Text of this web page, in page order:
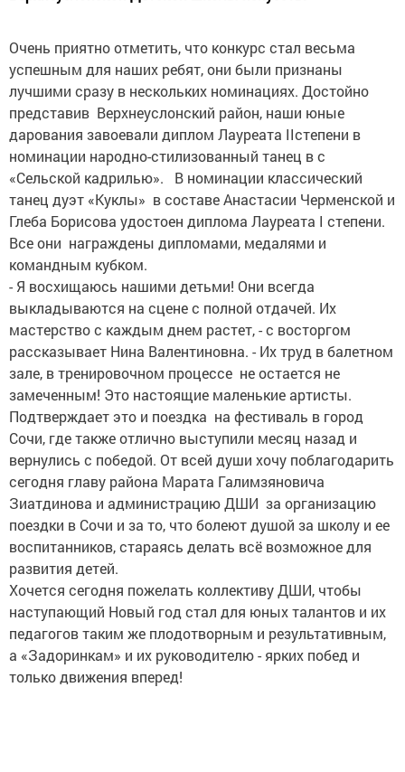
Очень приятно отметить, что конкурс стал весьма
успешным для наших ребят, они были признаны
лучшими сразу в нескольких номинациях. Достойно
представив Верхнеуслонский район, наши юные
дарования завоевали диплом Лауреата IIстепени в
номинации народно-стилизованный танец в с
«Сельской кадрилью». В номинации классический
танец дуэт «Куклы» в составе Анастасии Черменской и
Глеба Борисова удостоен диплома Лауреата I степени.
Все они награждены дипломами, медалями и
командным кубком.
- Я восхищаюсь нашими детьми! Они всегда
выкладываются на сцене с полной отдачей. Их
мастерство с каждым днем растет, - с восторгом
рассказывает Нина Валентиновна. - Их труд в балетном
зале, в тренировочном процессе не остается не
замеченным! Это настоящие маленькие артисты.
Подтверждает это и поездка на фестиваль в город
Сочи, где также отлично выступили месяц назад и
вернулись с победой. От всей души хочу поблагодарить
сегодня главу района Марата Галимзяновича
Зиатдинова и администрацию ДШИ за организацию
поездки в Сочи и за то, что болеют душой за школу и ее
воспитанников, стараясь делать всё возможное для
развития детей.
Хочется сегодня пожелать коллективу ДШИ, чтобы
наступающий Новый год стал для юных талантов и их
педагогов таким же плодотворным и результативным,
а «Задоринкам» и их руководителю - ярких побед и
только движения вперед!